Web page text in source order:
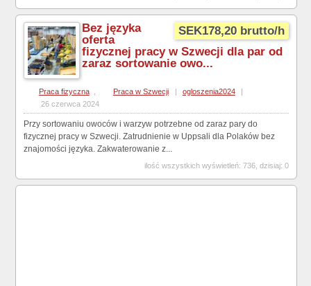
SEK178,20 brutto/h
Bez języka
oferta
fizycznej pracy w Szwecji dla par od
zaraz sortowanie owo...
Praca fizyczna Praca w Szwecji | ogloszenia2024
|
26 czerwca 2024
Przy sortowaniu owoców i warzyw potrzebne od zaraz pary do
fizycznej pracy w Szwecji. Zatrudnienie w Uppsali dla Polaków bez
znajomości języka. Zakwaterowanie z...
ilość wszystkich wyświetleń: 736, dzisiaj: 0